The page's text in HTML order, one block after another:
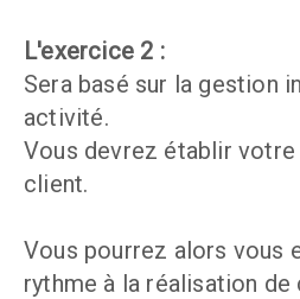
L'exercice 2 :
Sera basé sur la gestion
activité.
Vous devrez établir
client.
Vous pourrez alors vous
rythme à la réalisation